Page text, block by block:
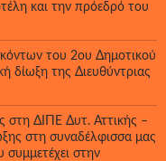
και την πρόεδρό του
του 2ου Δημοτικού
δίωξη της Διευθύντριας
στη ΔΙΠΕ Δυτ. Αττικής –
στη συναδέλφισσα μας
στην